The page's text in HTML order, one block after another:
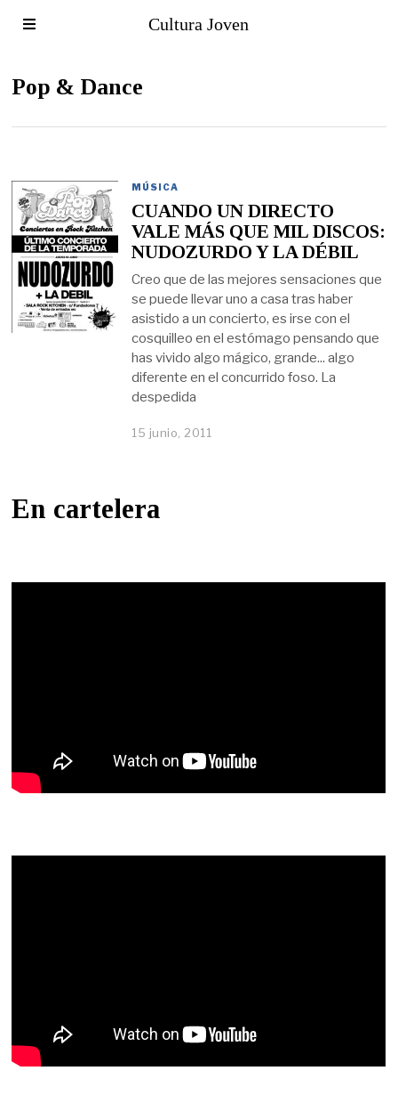
Cultura Joven
Pop & Dance
MÚSICA
CUANDO UN DIRECTO
VALE MÁS QUE MIL DISCOS:
NUDOZURDO Y LA DÉBIL
Creo que de las mejores sensaciones que
se puede llevar uno a casa tras haber
asistido a un concierto, es irse con el
cosquilleo en el estómago pensando que
has vivido algo mágico, grande... algo
diferente en el concurrido foso. La
despedida
15 junio, 2011
En cartelera